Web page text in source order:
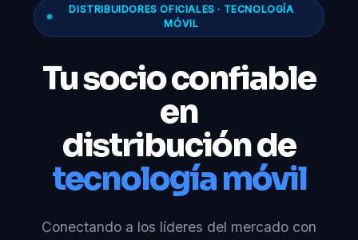
DISTRIBUIDORES OFICIALES · TECNOLOGÍA
MÓVIL
Tu socio confiable
en
distribución de
tecnología móvil
Conectando a los líderes del mercado con